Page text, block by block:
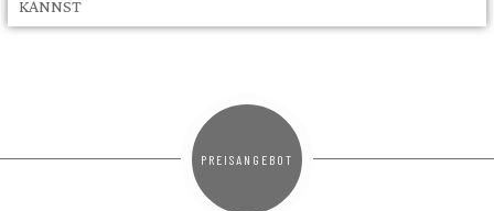
KANNST
PREISANGEBOT